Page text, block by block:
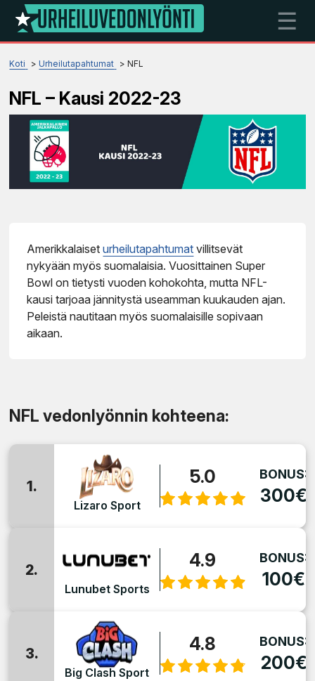
☰
Koti Urheilutapahtumat NFL
NFL – Kausi 2022-23
Amerikkalaiseturheilutapahtumat villitsevät
nykyään myös suomalaisia. Vuosittainen Super
Bowl on tietysti vuoden kohokohta, mutta NFL-
kausi tarjoaa jännitystä useamman kuukauden ajan.
Peleistä nautitaan myös suomalaisille sopivaan
aikaan.
NFL vedonlyönnin kohteena:
1.
Lizaro Sport
5.0 BONUS:
300€
2.
Lunubet Sports
4.9 BONUS:
100€
3.
Big Clash Sport
4.8 BONUS:
200€